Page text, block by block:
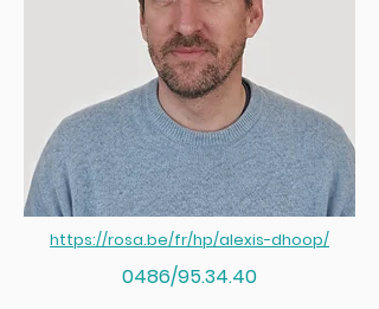
https://rosa.be/fr/hp/alexis-dhoop/
0486/95.34.40